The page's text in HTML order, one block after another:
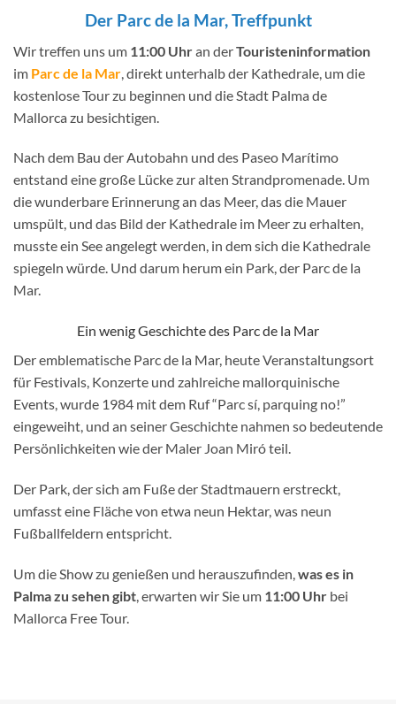
Der Parc de la Mar, Treffpunkt
Wir treffen uns um 11:00 Uhran derTouristeninformation
im Parc de la Mar , direkt unterhalb der Kathedrale, um die
kostenlose Tour zu beginnen und die Stadt Palma de
Mallorca zu besichtigen.
Nach dem Bau der Autobahn und des Paseo Marítimo
entstand eine große Lücke zur alten Strandpromenade. Um
die wunderbare Erinnerung an das Meer, das die Mauer
umspült, und das Bild der Kathedrale im Meer zu erhalten,
musste ein See angelegt werden, in dem sich die Kathedrale
spiegeln würde. Und darum herum ein Park, der Parc de la
Mar.
Ein wenig Geschichte des Parc de la Mar
Der emblematische Parc de la Mar, heute Veranstaltungsort
für Festivals, Konzerte und zahlreiche mallorquinische
Events, wurde 1984 mit dem Ruf “Parc sí, parquing no!”
eingeweiht, und an seiner Geschichte nahmen so bedeutende
Persönlichkeiten wie der Maler Joan Miró teil.
Der Park, der sich am Fuße der Stadtmauern erstreckt,
umfasst eine Fläche von etwa neun Hektar, was neun
Fußballfeldern entspricht.
Um die Show zu genießen und herauszufinden, was es in
Palma zu sehen gibt , erwarten wir Sie um 11:00 Uhr bei
Mallorca Free Tour.